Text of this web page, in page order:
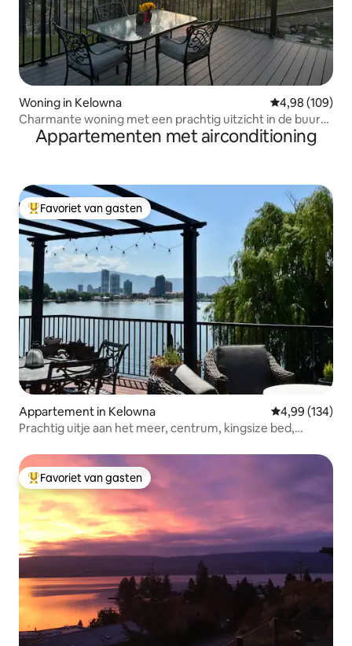
Woning in Kelowna Gemiddelde
4,98 (109)
Charmante woning met een prachtig uitzicht in de buurt
van de luchthaven
Appartementen met airconditioning
Topfavoriet van gasten
Favoriet van gasten
Appartement in Kelowna Gemiddelde
4,99 (134)
Prachtig uitje aan het meer, centrum, kingsize bed,
Topfavoriet van gasten
Favoriet van gasten